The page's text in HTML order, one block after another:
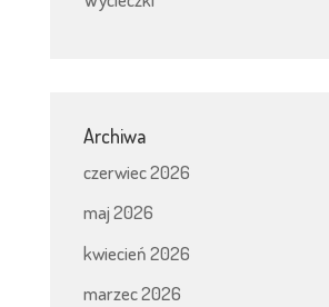
Archiwa
czerwiec 2026
maj 2026
kwiecień 2026
marzec 2026